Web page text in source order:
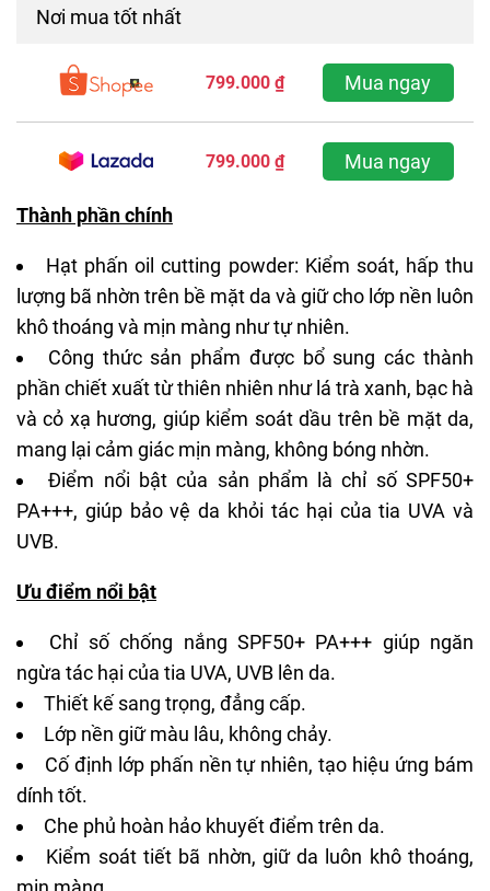
Nơi mua tốt nhất
799.000 ₫ Mua ngay
799.000 ₫ Mua ngay
Thành phần chính
Hạt phấn oil cutting powder: Kiểm soát, hấp thu
lượng bã nhờn trên bề mặt da và giữ cho lớp nền luôn
khô thoáng và mịn màng như tự nhiên.
Công thức sản phẩm được bổ sung các thành
phần chiết xuất từ thiên nhiên như lá trà xanh, bạc hà
và cỏ xạ hương, giúp kiểm soát dầu trên bề mặt da,
mang lại cảm giác mịn màng, không bóng nhờn.
Điểm nổi bật của sản phẩm là chỉ số SPF50+
PA+++, giúp bảo vệ da khỏi tác hại của tia UVA và
UVB.
Ưu điểm nổi bật
Chỉ số chống nắng SPF50+ PA+++ giúp ngăn
ngừa tác hại của tia UVA, UVB lên da.
Thiết kế sang trọng, đẳng cấp.
Lớp nền giữ màu lâu, không chảy.
Cố định lớp phấn nền tự nhiên, tạo hiệu ứng bám
dính tốt.
Che phủ hoàn hảo khuyết điểm trên da.
Kiểm soát tiết bã nhờn, giữ da luôn khô thoáng,